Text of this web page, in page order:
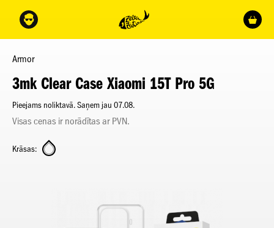
Armor
3mk Clear Case Xiaomi 15T Pro 5G
Pieejams noliktavā. Saņem jau 07.08.
Visas cenas ir norādītas ar PVN.
Krāsas: